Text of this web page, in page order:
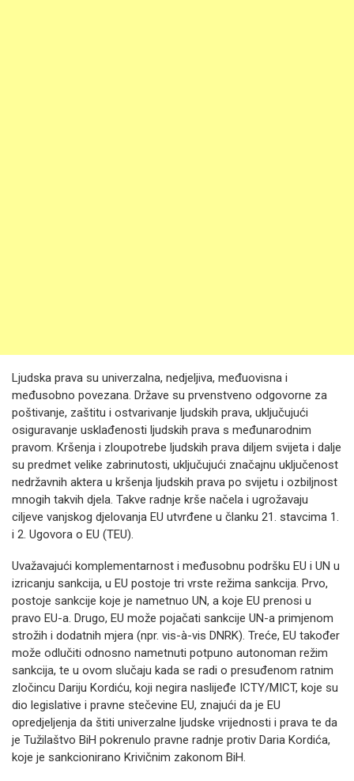
Ljudska prava su univerzalna, nedjeljiva, međuovisna i
međusobno povezana. Države su prvenstveno odgovorne za
poštivanje, zaštitu i ostvarivanje ljudskih prava, uključujući
osiguravanje usklađenosti ljudskih prava s međunarodnim
pravom. Kršenja i zloupotrebe ljudskih prava diljem svijeta i dalje
su predmet velike zabrinutosti, uključujući značajnu uključenost
nedržavnih aktera u kršenja ljudskih prava po svijetu i ozbiljnost
mnogih takvih djela. Takve radnje krše načela i ugrožavaju
ciljeve vanjskog djelovanja EU utvrđene u članku 21. stavcima 1.
i 2. Ugovora o EU (TEU).
Uvažavajući komplementarnost i međusobnu podršku EU i UN u
izricanju sankcija, u EU postoje tri vrste režima sankcija. Prvo,
postoje sankcije koje je nametnuo UN, a koje EU prenosi u
pravo EU-a. Drugo, EU može pojačati sankcije UN-a primjenom
strožih i dodatnih mjera (npr. vis-à-vis DNRK). Treće, EU također
može odlučiti odnosno nametnuti potpuno autonoman režim
sankcija, te u ovom slučaju kada se radi o presuđenom ratnim
zločincu Dariju Kordiću, koji negira naslijeđe ICTY/MICT, koje su
dio legislative i pravne stečevine EU, znajući da je EU
opredjeljenja da štiti univerzalne ljudske vrijednosti i prava te da
je Tužilaštvo BiH pokrenulo pravne radnje protiv Daria Kordića,
koje je sankcionirano Krivičnim zakonom BiH.